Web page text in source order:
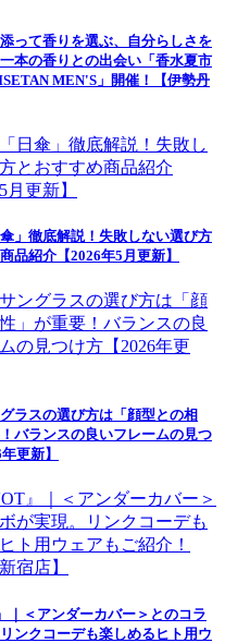
って香りを選ぶ、自分らしさを
本の香りとの出会い「香水夏市
MEN'S」開催！【伊勢丹
」徹底解説！失敗しない選び方
品紹介【2026年5月更新】
ラスの選び方は「顔型との相
バランスの良いフレームの見つ
更新】
｜＜アンダーカバー＞とのコラ
ンクコーデも楽しめるヒト用ウ